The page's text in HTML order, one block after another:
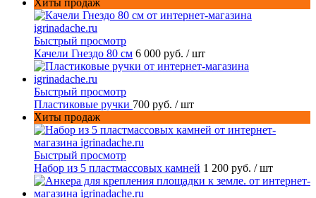
Хиты продаж
Быстрый просмотр
Качели Гнездо 80 см 6 000 руб. / шт
Быстрый просмотр
Пластиковые ручки 700 руб. / шт
Хиты продаж
Быстрый просмотр
Набор из 5 пластмассовых камней 1 200 руб. / шт